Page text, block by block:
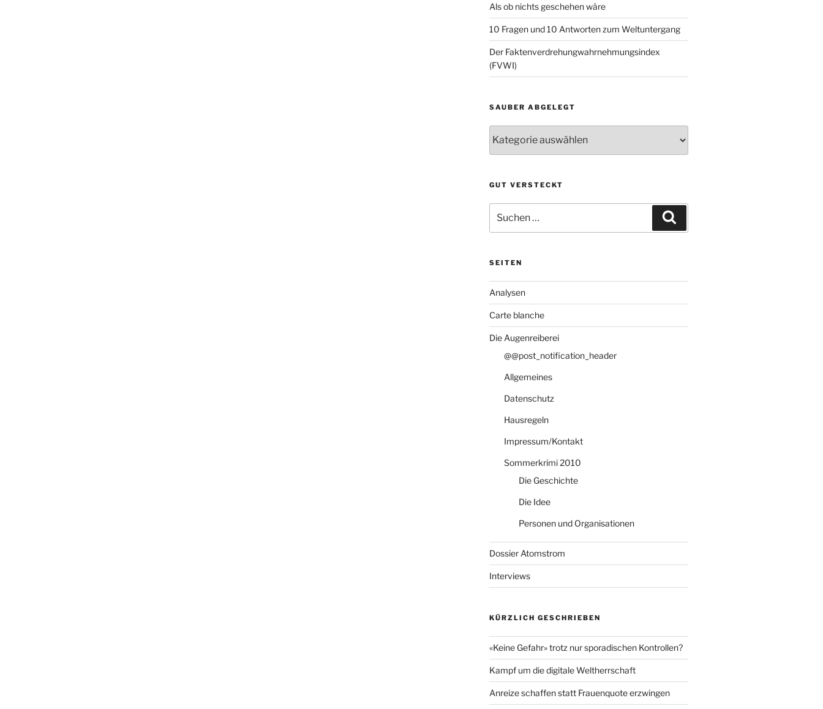
Als ob nichts geschehen wäre
10 Fragen und 10 Antworten zum Weltuntergang
Der Faktenverdrehungwahrnehmungsindex
(FVWI)
SAUBER ABGELEGT
abgelegt
GUT VERSTECKT
nach:
SEITEN
Analysen
Carte blanche
Die Augenreiberei
@@post_notification_header
Allgemeines
Datenschutz
Hausregeln
Impressum/Kontakt
Sommerkrimi 2010
Die Geschichte
Die Idee
Personen und Organisationen
Dossier Atomstrom
Interviews
KÜRZLICH GESCHRIEBEN
«Keine Gefahr» trotz nur sporadischen Kontrollen?
Kampf um die digitale Weltherrschaft
Anreize schaffen statt Frauenquote erzwingen